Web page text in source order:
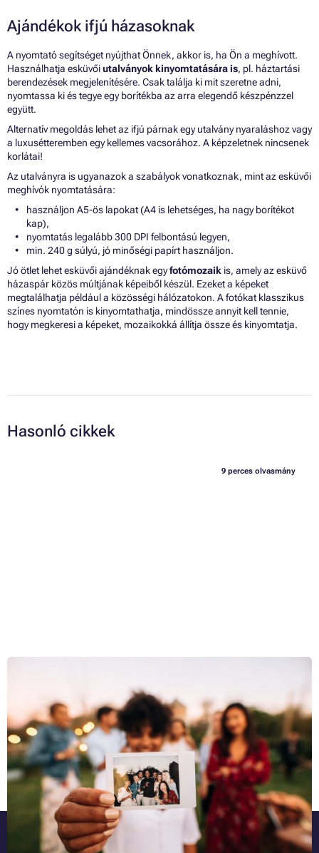
Ajándékok ifjú házasoknak
A nyomtató segítséget nyújthat Önnek, akkor is, ha Ön a meghívott.
Használhatja esküvőiutalványok kinyomtatására is, pl. háztartási
berendezések megjelenítésére. Csak találja ki mit szeretne adni,
nyomtassa ki és tegye egy borítékba az arra elegendő készpénzzel
együtt.
Alternatív megoldás lehet az ifjú párnak egy utalvány nyaraláshoz vagy
a luxusétteremben egy kellemes vacsorához. A képzeletnek nincsenek
korlátai!
Az utalványra is ugyanazok a szabályok vonatkoznak, mint az esküvői
meghívók nyomtatására:
használjon A5-ös lapokat (A4 is lehetséges, ha nagy borítékot
kap),
nyomtatás legalább 300 DPI felbontású legyen,
min. 240 g súlyú, jó minőségi papírt használjon.
Jó ötlet lehet esküvői ajándéknak egyfotómozaik is, amely az esküvő
házaspár közös múltjának képeiből készül. Ezeket a képeket
megtalálhatja például a közösségi hálózatokon. A fotókat klasszikus
színes nyomtatón is kinyomtathatja, mindössze annyit kell tennie,
hogy megkeresi a képeket, mozaikokká állítja össze és kinyomtatja.
Hasonló cikkek
9 perces olvasmány
és zsebméretű nyomtatók
A kompakt fényképezőgépem lassan elérkezik az utolsó óráira.
Manapság egy átlagos okostelefon is képes hasonló minőségű
fényképeket készíteni. A táskában a felesleges fényképezőgéptől
felszabaduló helyet például egy zsebre illő nyomtató foglalhatja el,
amellyel kinyomtathatjuk életünk pillanatait. Összegyűjtöttünk néhány
tippet olyan nyomtatókról, amelyekkel útközben is nyomtathatunk
fényképeket. És amikor meglátja, milyen minőségben képes nyomtatni,
a mini nyomtató elengedhetetlenné válik a kirándulásaihoz szükséges
felszerelésben!
Teljes cikk »
Legyen az elsők között!